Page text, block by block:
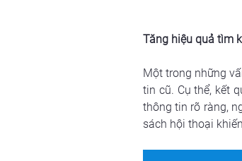
Tăng hiệu quả tìm
Một trong những
tin cũ. Cụ thể, kết
thông tin rõ ràng,
sách hội thoại